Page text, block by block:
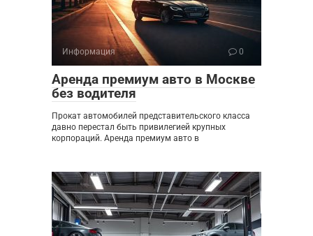
Информация 0
Аренда премиум авто в Москве
без водителя
Прокат автомобилей представительского класса
давно перестал быть привилегией крупных
корпораций. Аренда премиум авто в